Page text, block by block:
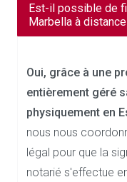
Est-il possible de
Marbella à
Oui, grâce à une
entièrement géré
physiquement en
nous nous
légal pour que la
notarié s'effectue